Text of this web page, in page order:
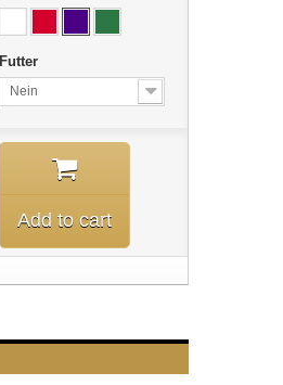
Futter
Nein
Add to cart